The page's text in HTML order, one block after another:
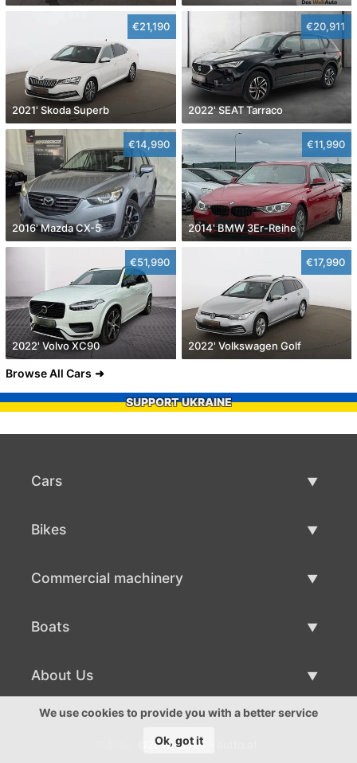
€21,190
2021' Skoda Superb
€20,911
2022' SEAT Tarraco
€14,990
2016' Mazda CX-5
€11,990
2014' BMW 3Er-Reihe
€51,990
2022' Volvo XC90
€17,990
2022' Volkswagen Golf
Browse All Cars
SUPPORT UKRAINE
Cars
Bikes
Commercial machinery
Boats
Boat Sale
About Us
About Us
©2016-2026 - autto.at
We use cookies to provide you with a better service
Ok, got it